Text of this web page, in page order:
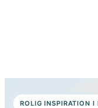
ROLIG INSPIRATION I